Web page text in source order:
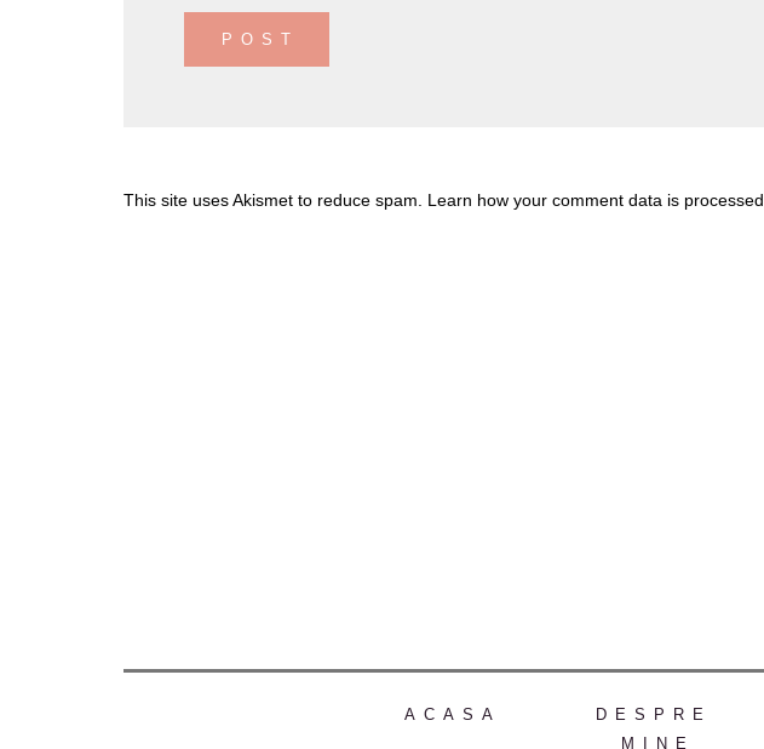
This site uses Akismet to reduce spam. Learn how your comment data is processed
ACASA
DESPRE
MINE